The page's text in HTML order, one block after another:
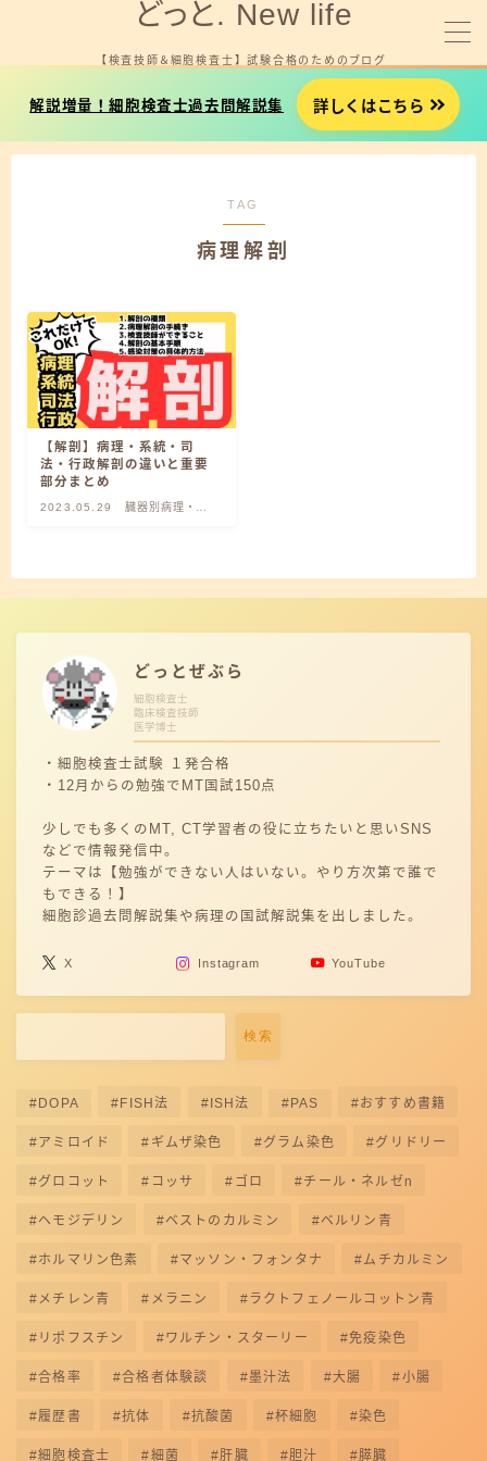
どっと. New life
【検査技師＆細胞検査士】 試験合格のためのブログ
細胞検査士試験を受験する方へ
臨床検査技師国試を受験する方へ
プロフィール
お問い合わせ
細胞検査士試験用タイマー
解説増量！細胞検査士過去問解説集 詳しくはこちら
TAG
病理解剖
【解剖】病理・系統・司
法・行政解剖の違いと重要
部分まとめ
2023.05.29
臓器別病理・解
どっとぜぶら
細胞検査士
臨床検査技師
医学博士
・細胞検査士試験 １発合格
・12月からの勉強でMT国試150点
少しでも多くのMT, CT学習者の役に立ちたいと思いSNS
などで情報発信中。
テーマは【勉強ができない人はいない。やり方次第で誰で
もできる！】
細胞診過去問解説集や病理の国試解説集を出しました。
X Instagram YouTube
検索
DOPA FISH法 ISH法 PAS おすすめ書籍
アミロイド ギムザ染色 グラム染色 グリドリー
グロコット コッサ ゴロ チール・ネルゼn
ヘモジデリン ベストのカルミン ベルリン青
ホルマリン色素 マッソン・フォンタナ ムチカルミン
メチレン青 メラニン ラクトフェノールコットン青
リポフスチン ワルチン・スターリー 免疫染色
合格率 合格者体験談 墨汁法 大腸 小腸
履歴書 抗体 抗酸菌 杯細胞 染色
細胞検査士 細菌 肝臓 胆汁 膵臓